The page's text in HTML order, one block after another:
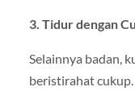
3. Tidur dengan
Selainnya badan,
beristirahat